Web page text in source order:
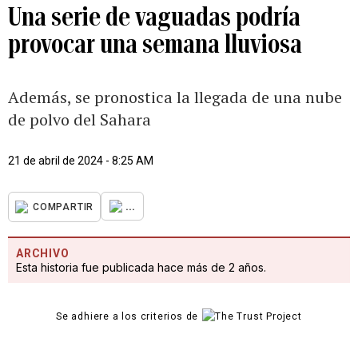
Una serie de vaguadas podría
provocar una semana lluviosa
Además, se pronostica la llegada de una nube
de polvo del Sahara
21 de abril de 2024 - 8:25 AM
COMPARTIR ...
ARCHIVO
Esta historia fue publicada hace más de 2 años.
Se adhiere a los criterios de